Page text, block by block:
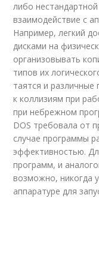
либо
взаимодействие с
Например, легкий
дисками на
организовывать
типов их
таятся и
к коллизиям при
при небрежном
DOS требовала от
случае программы
эффективностью.
программ, и
возможно, никогда
аппаратуре для